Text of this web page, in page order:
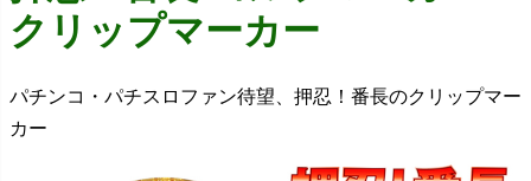
クリップマーカー
パチンコ・パチスロファン待望、押忍！番長のクリップマー
カー